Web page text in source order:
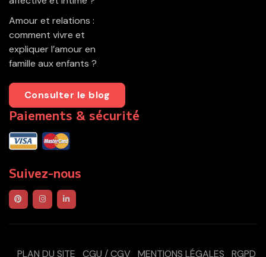
Amour et relations :
comment vivre et
expliquer l’amour en
famille aux enfants ?
Consulter le blog
Paiements & sécurité
Suivez-nous
PLAN DU SITE CGU / CGV MENTIONS LÉGALES RGPD